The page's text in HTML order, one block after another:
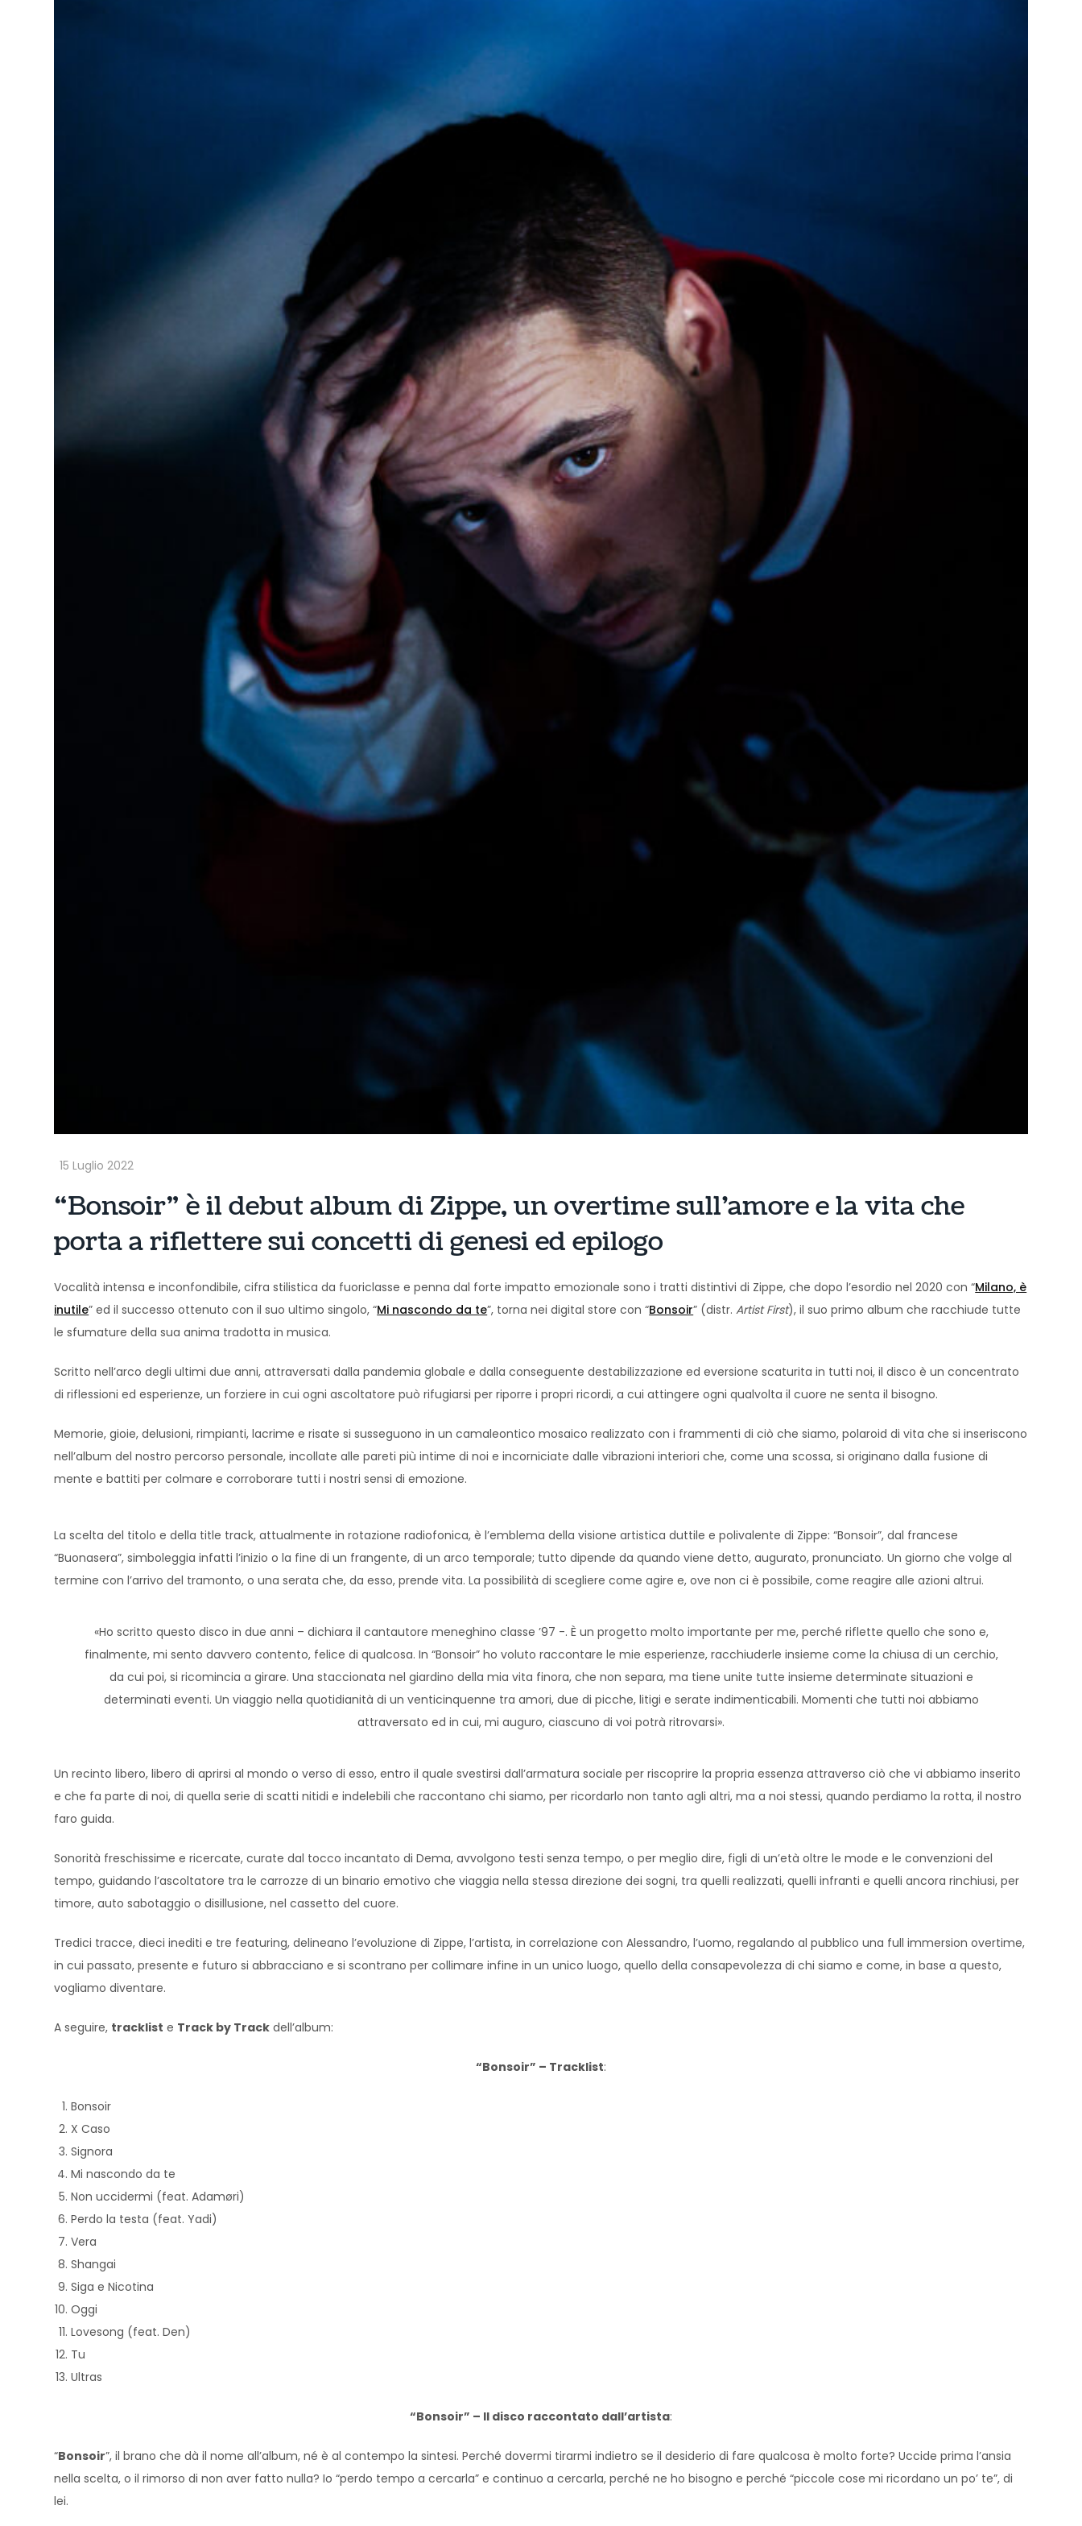
“Bonsoir” è il debut album di Zippe, un overtime sull’amore e la vita che
porta a riflettere sui concetti di genesi ed epilogo
Vocalità intensa e inconfondibile, cifra stilistica da fuoriclasse e penna dal forte impatto emozionale sono i tratti distintivi di Zippe, che dopo l’esordio nel 2020 con “Milano, è
inutile” ed il successo ottenuto con il suo ultimo singolo, “Mi nascondo da te”, torna nei digital store con “Bonsoir” (distr.Artist First), il suo primo album che racchiude tutte
le sfumature della sua anima tradotta in musica.
Scritto nell’arco degli ultimi due anni, attraversati dalla pandemia globale e dalla conseguente destabilizzazione ed eversione scaturita in tutti noi, il disco è un concentrato
di riflessioni ed esperienze, un forziere in cui ogni ascoltatore può rifugiarsi per riporre i propri ricordi, a cui attingere ogni qualvolta il cuore ne senta il bisogno.
Memorie, gioie, delusioni, rimpianti, lacrime e risate si susseguono in un camaleontico mosaico realizzato con i frammenti di ciò che siamo, polaroid di vita che si inseriscono
nell’album del nostro percorso personale, incollate alle pareti più intime di noi e incorniciate dalle vibrazioni interiori che, come una scossa, si originano dalla fusione di
mente e battiti per colmare e corroborare tutti i nostri sensi di emozione.
La scelta del titolo e della title track, attualmente in rotazione radiofonica, è l’emblema della visione artistica duttile e polivalente di Zippe: “Bonsoir”, dal francese
“Buonasera”, simboleggia infatti l’inizio o la fine di un frangente, di un arco temporale; tutto dipende da quando viene detto, augurato, pronunciato. Un giorno che volge al
termine con l’arrivo del tramonto, o una serata che, da esso, prende vita. La possibilità di scegliere come agire e, ove non ci è possibile, come reagire alle azioni altrui.
«Ho scritto questo disco in due anni – dichiara il cantautore meneghino classe ’97 -. È un progetto molto importante per me, perché riflette quello che sono e,
finalmente, mi sento davvero contento, felice di qualcosa. In “Bonsoir” ho voluto raccontare le mie esperienze, racchiuderle insieme come la chiusa di un cerchio,
da cui poi, si ricomincia a girare. Una staccionata nel giardino della mia vita finora, che non separa, ma tiene unite tutte insieme determinate situazioni e
determinati eventi. Un viaggio nella quotidianità di un venticinquenne tra amori, due di picche, litigi e serate indimenticabili. Momenti che tutti noi abbiamo
attraversato ed in cui, mi auguro, ciascuno di voi potrà ritrovarsi».
Un recinto libero, libero di aprirsi al mondo o verso di esso, entro il quale svestirsi dall’armatura sociale per riscoprire la propria essenza attraverso ciò che vi abbiamo inserito
e che fa parte di noi, di quella serie di scatti nitidi e indelebili che raccontano chi siamo, per ricordarlo non tanto agli altri, ma a noi stessi, quando perdiamo la rotta, il nostro
faro guida.
Sonorità freschissime e ricercate, curate dal tocco incantato di Dema, avvolgono testi senza tempo, o per meglio dire, figli di un’età oltre le mode e le convenzioni del
tempo, guidando l’ascoltatore tra le carrozze di un binario emotivo che viaggia nella stessa direzione dei sogni, tra quelli realizzati, quelli infranti e quelli ancora rinchiusi, per
timore, auto sabotaggio o disillusione, nel cassetto del cuore.
Tredici tracce, dieci inediti e tre featuring, delineano l’evoluzione di Zippe, l’artista, in correlazione con Alessandro, l’uomo, regalando al pubblico una full immersion overtime,
in cui passato, presente e futuro si abbracciano e si scontrano per collimare infine in un unico luogo, quello della consapevolezza di chi siamo e come, in base a questo,
vogliamo diventare.
A seguire, tracklist e Track by Track dell’album:
“Bonsoir” – Tracklist:
Bonsoir
X Caso
Signora
Mi nascondo da te
Non uccidermi (feat. Adamøri)
Perdo la testa (feat. Yadi)
Vera
Shangai
Siga e Nicotina
Oggi
Lovesong (feat. Den)
Tu
Ultras
“Bonsoir” – Il disco raccontato dall’artista:
“Bonsoir”, il brano che dà il nome all’album, né è al contempo la sintesi. Perché dovermi tirarmi indietro se il desiderio di fare qualcosa è molto forte? Uccide prima l’ansia
nella scelta, o il rimorso di non aver fatto nulla? Io “perdo tempo a cercarla” e continuo a cercarla, perché ne ho bisogno e perché “piccole cose mi ricordano un po’ te”, di
lei.